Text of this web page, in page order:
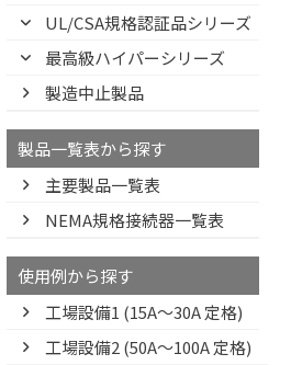
UL/CSA規格認証品シリーズ
最高級ハイパーシリーズ
製造中止製品
製品一覧表から探す
主要製品一覧表
NEMA規格接続器一覧表
使用例から探す
工場設備1 (15A〜30A 定格)
工場設備2 (50A〜100A 定格)